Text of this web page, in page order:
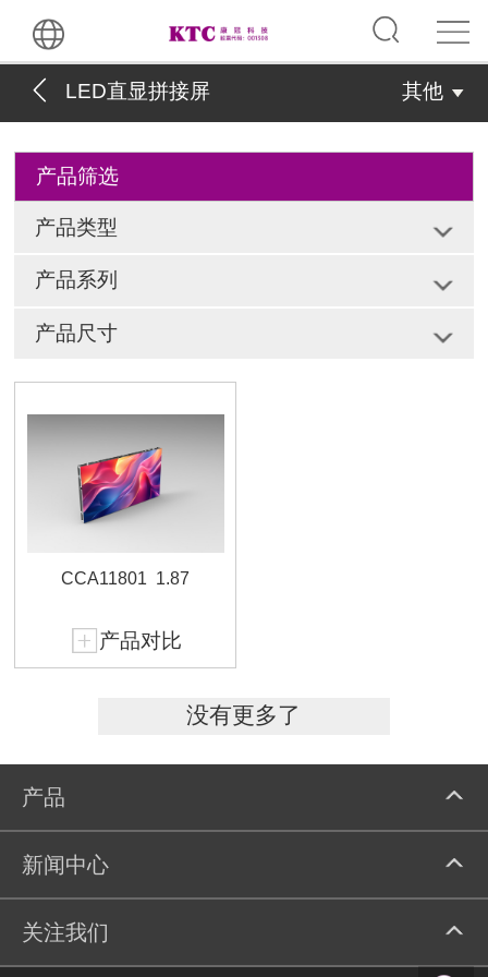
LED直显拼接屏 其他
产品筛选
产品类型
产品系列
产品尺寸
CCA11801 1.87
产品对比
没有更多了
产品
新闻中心
关注我们